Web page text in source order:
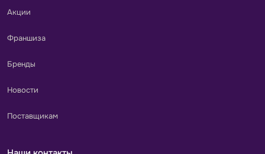
Акции
Франшиза
Бренды
Новости
Поставщикам